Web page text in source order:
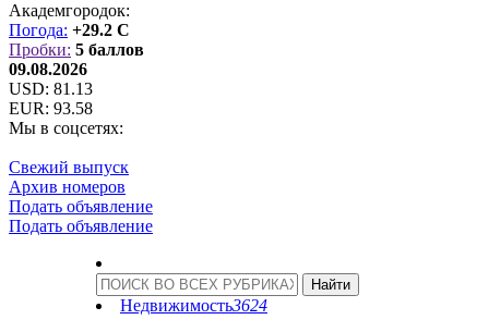
Академгородок:
Погода: +29.2 C
Пробки: 5 баллов
09.08.2026
USD: 81.13
EUR: 93.58
Мы в соцсетях:
Свежий выпуск
Архив номеров
Подать объявление
Подать объявление
Недвижимость3624